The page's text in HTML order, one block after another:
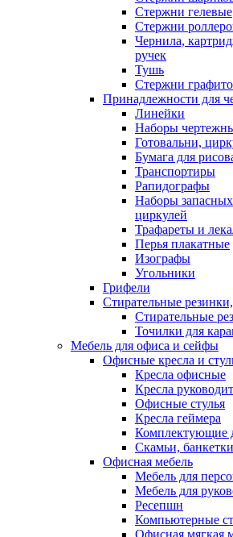
Стержни гелевые
Стержни
Чернила,
ручек
Тушь
Стержни
Принадлежности для
Линейки
Наборы
Готовальни,
Бумага для
Транспортиры
Рапидографы
Наборы
циркулей
Трафареты и
Перья плакатные
Изографы
Угольники
Грифели
Стирательные
Стирательные
Точилки для
Мебель для офиса и сейфы
Офисные кресла и
Кресла офисные
Кресла
Офисные стулья
Кресла геймера
Комплектующие
Скамьи, банкетки
Офисная мебель
Мебель для
Мебель для
Ресепшн
Компьютерные